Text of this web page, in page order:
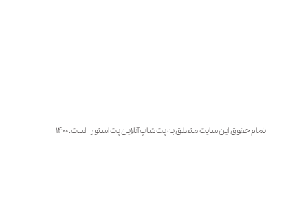
تمام حقوق این سایت متعلق به پت شاپ آنلاین پت استور است. ۱۴۰۰